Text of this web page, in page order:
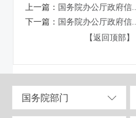
上一篇： 国务院办公厅政府信...
下一篇： 国务院办公厅政府信...
【返回顶部】
国务院部门